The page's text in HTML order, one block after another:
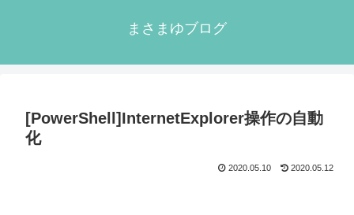
まさまゆブログ
[PowerShell]InternetExplorer操作の自動
化
2020.05.10 2020.05.12